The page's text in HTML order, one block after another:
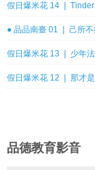
假日爆米花 14 ❘
● 品品南臺 01 ❘ 己所不
假日爆米花 13 ❘ 少年
假日爆米花 12 ❘ 那才
品德教育影音